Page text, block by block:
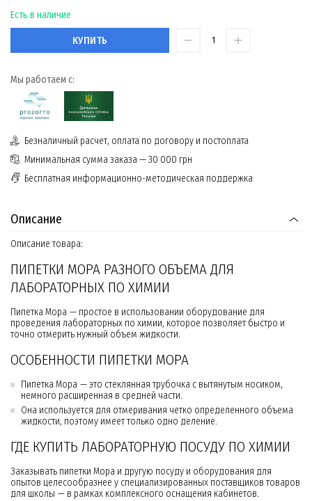
Есть в наличие
КУПИТЬ
Мы работаем с:
Безналичный расчет, оплата по договору и постоплата
Минимальная сумма заказа — 30 000 грн
Бесплатная информационно-методическая поддержка
Описание
Описание товара:
ПИПЕТКИ МОРА РАЗНОГО ОБЪЕМА ДЛЯ
ЛАБОРАТОРНЫХ ПО ХИМИИ
Пипетка Мора — простое в использовании оборудование для
проведения лабораторных по химии, которое позволяет быстро и
точно отмерить нужный объем жидкости.
ОСОБЕННОСТИ ПИПЕТКИ МОРА
Пипетка Мора — это стеклянная трубочка с вытянутым носиком,
немного расширенная в средней части.
Она используется для отмеривания четко определенного объема
жидкости, поэтому имеет только одно деление.
ГДЕ КУПИТЬ ЛАБОРАТОРНУЮ ПОСУДУ ПО ХИМИИ
Заказывать пипетки Мора и другую посуду и оборудования для
опытов целесообразнее у специализированных поставщиков товаров
для школы — в рамках комплексного оснащения кабинетов.